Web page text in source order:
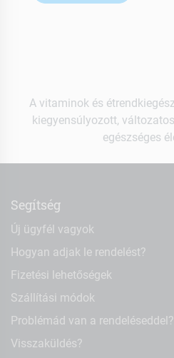
A vitaminok és
kiegyensúlyozott,
egészséges
Segítség
Új ügyfél vagyok
Hogyan adjak le rendelést?
Fizetési lehetőségek
Szállítási módok
Problémád van a rendeléseddel?
Visszaküldés?